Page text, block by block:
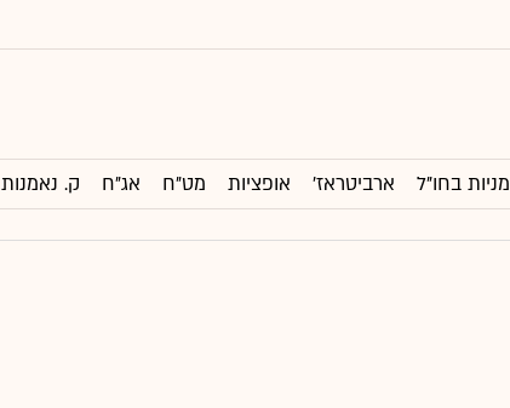
מניות בחו"ל ארביטראז' אופציות מט"ח אג"ח ק. נאמנות